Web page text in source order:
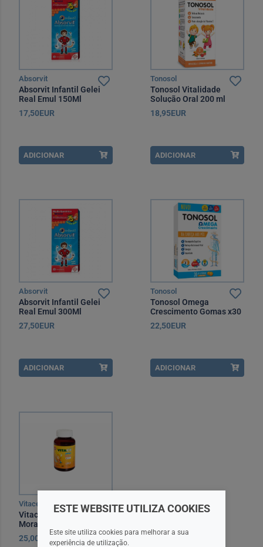
Absorvit
Absorvit Infantil Gelei
Real Emul 150Ml
17,50EUR
ADICIONAR
Tonosol
Tonosol Vitalidade
Solução Oral 200 ml
18,95EUR
ADICIONAR
Absorvit
Absorvit Infantil Gelei
Real Emul 300Ml
27,50EUR
ADICIONAR
Tonosol
Tonosol Omega
Crescimento Gomas x30
22,50EUR
ADICIONAR
Vitace
Vitace Junior Gomas
Morango X60
25,00EUR
ESTE WEBSITE UTILIZA COOKIES
Este site utiliza cookies para melhorar a sua
experiência de utilização.